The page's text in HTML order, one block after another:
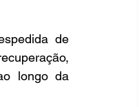
de
longo da